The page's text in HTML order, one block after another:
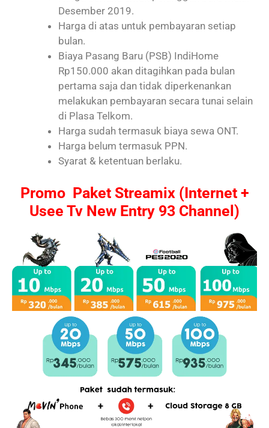
Desember 2019.
Harga di atas untuk pembayaran setiap
bulan.
Biaya Pasang Baru (PSB) IndiHome
Rp150.000 akan ditagihkan pada bulan
pertama saja dan tidak diperkenankan
melakukan pembayaran secara tunai selain
di Plasa Telkom.
Harga sudah termasuk biaya sewa ONT.
Harga belum termasuk PPN.
Syarat & ketentuan berlaku.
Promo Paket Streamix (Internet +
Usee Tv New Entry 93 Channel)